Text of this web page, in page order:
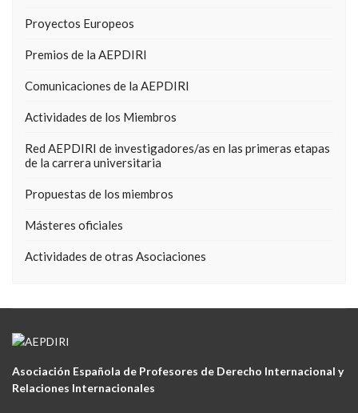
Proyectos Europeos
Premios de la AEPDIRI
Comunicaciones de la AEPDIRI
Actividades de los Miembros
Red AEPDIRI de investigadores/as en las primeras etapas
de la carrera universitaria
Propuestas de los miembros
Másteres oficiales
Actividades de otras Asociaciones
Asociación Española de Profesores de Derecho Internacional y
Relaciones Internacionales